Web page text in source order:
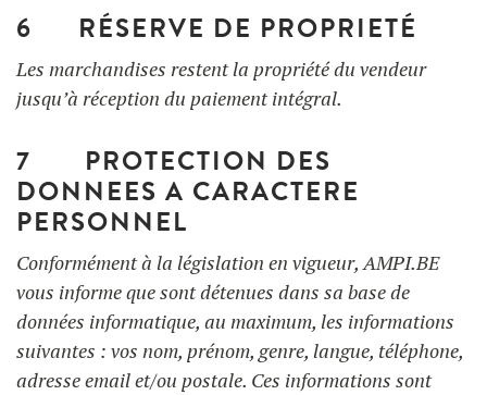
6 RÉSERVE DE PROPRIETÉ
Les marchandises restent la propriété du vendeur
jusqu’à réception du paiement intégral.
7 PROTECTION DES
DONNEES A CARACTERE
PERSONNEL
Conformément à la législation en vigueur, AMPI.BE
vous informe que sont détenues dans sa base de
données informatique, au maximum, les informations
suivantes : vos nom, prénom, genre, langue, téléphone,
adresse email et/ou postale. Ces informations sont